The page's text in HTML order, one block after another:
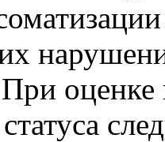
При оценке